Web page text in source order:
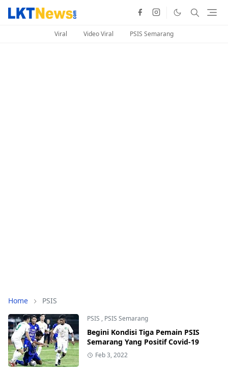
Viral Video Viral PSIS Semarang
Home PSIS
PSIS , PSIS Semarang
Begini Kondisi Tiga Pemain PSIS
Semarang Yang Positif Covid-19
Feb 3, 2022